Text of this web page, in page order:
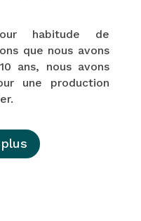
habitude de
que nous avons
ans, nous avons
une production